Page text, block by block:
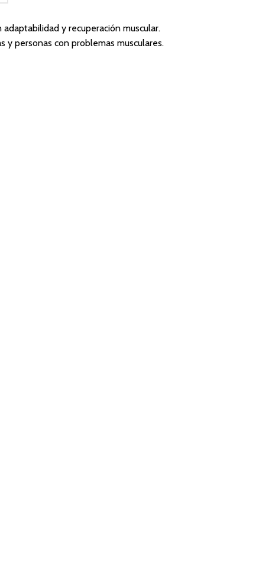
y recuperación muscular.
personas con problemas musculares.